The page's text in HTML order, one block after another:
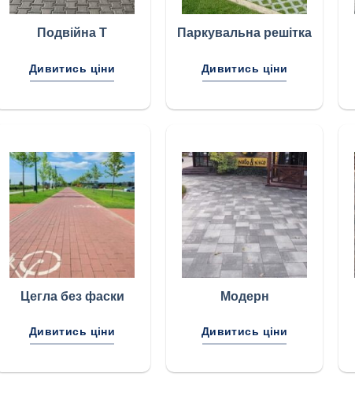
Подвійна Т
Дивитись ціни
Паркувальна решітка
Дивитись ціни
Цегла без фаски
Дивитись ціни
Модерн
Дивитись ціни